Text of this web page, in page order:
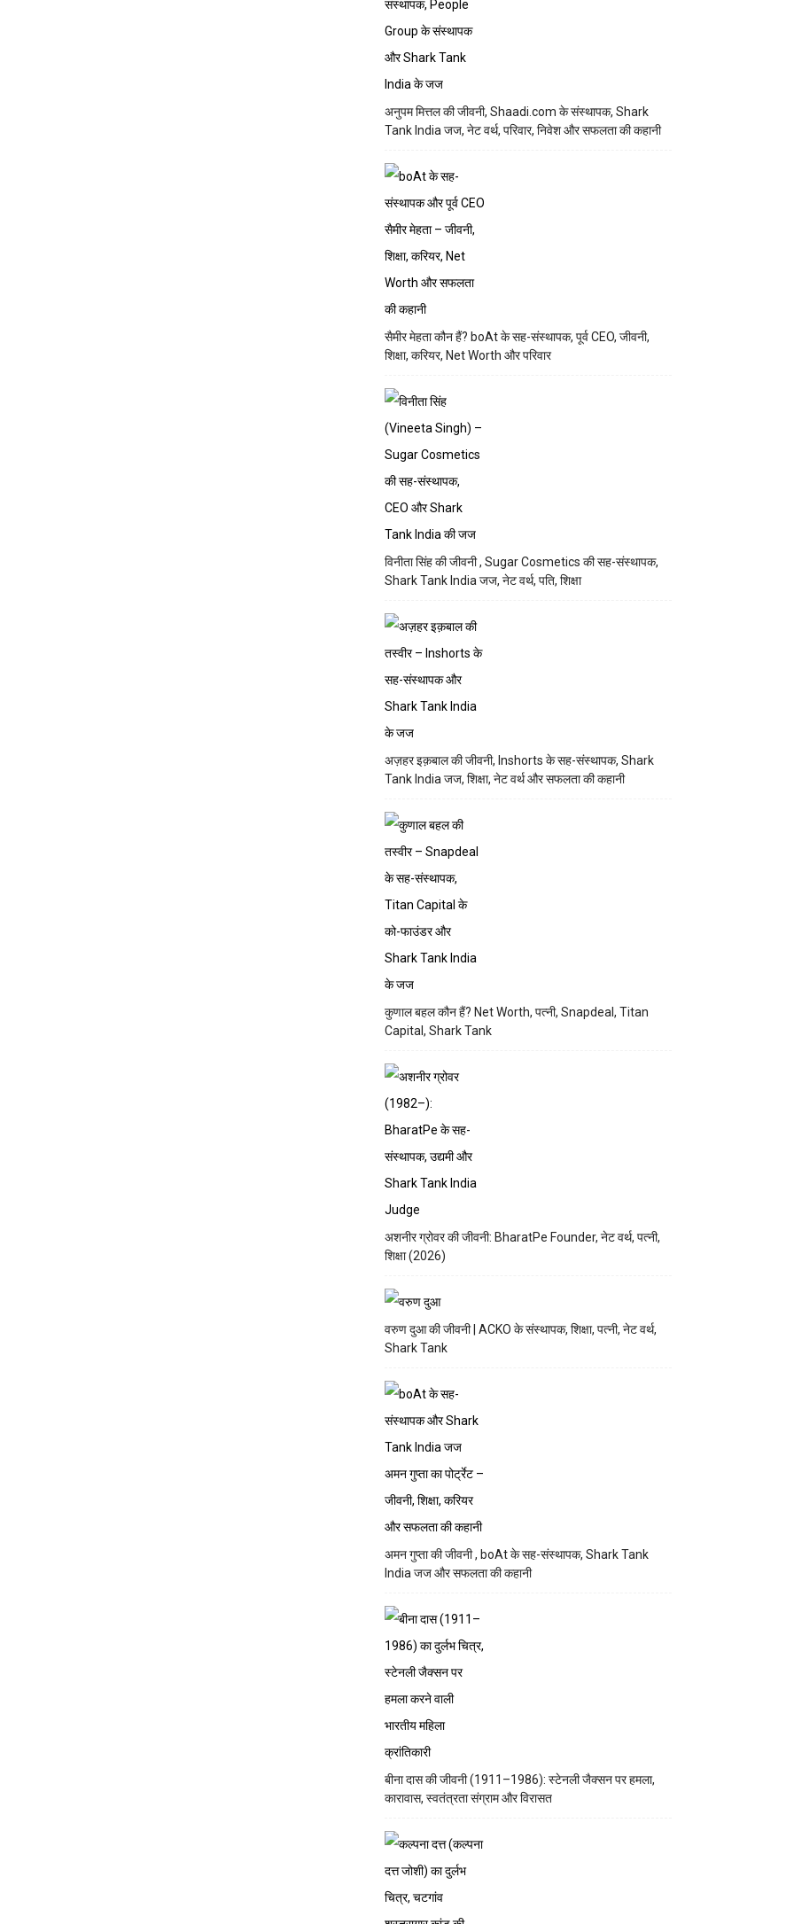
अनुपम मित्तल की जीवनी, Shaadi.com के संस्थापक, Shark
Tank India जज, नेट वर्थ, परिवार, निवेश और सफलता की कहानी
सैमीर मेहता कौन हैं? boAt के सह-संस्थापक, पूर्व CEO, जीवनी,
शिक्षा, करियर, Net Worth और परिवार
विनीता सिंह की जीवनी , Sugar Cosmetics की सह-संस्थापक,
Shark Tank India जज, नेट वर्थ, पति, शिक्षा
अज़हर इक़बाल की जीवनी, Inshorts के सह-संस्थापक, Shark
Tank India जज, शिक्षा, नेट वर्थ और सफलता की कहानी
कुणाल बहल कौन हैं? Net Worth, पत्नी, Snapdeal, Titan
Capital, Shark Tank
अशनीर ग्रोवर की जीवनी: BharatPe Founder, नेट वर्थ, पत्नी,
शिक्षा (2026)
वरुण दुआ की जीवनी | ACKO के संस्थापक, शिक्षा, पत्नी, नेट वर्थ,
Shark Tank
अमन गुप्ता की जीवनी , boAt के सह-संस्थापक, Shark Tank
India जज और सफलता की कहानी
बीना दास की जीवनी (1911–1986): स्टेनली जैक्सन पर हमला,
कारावास, स्वतंत्रता संग्राम और विरासत